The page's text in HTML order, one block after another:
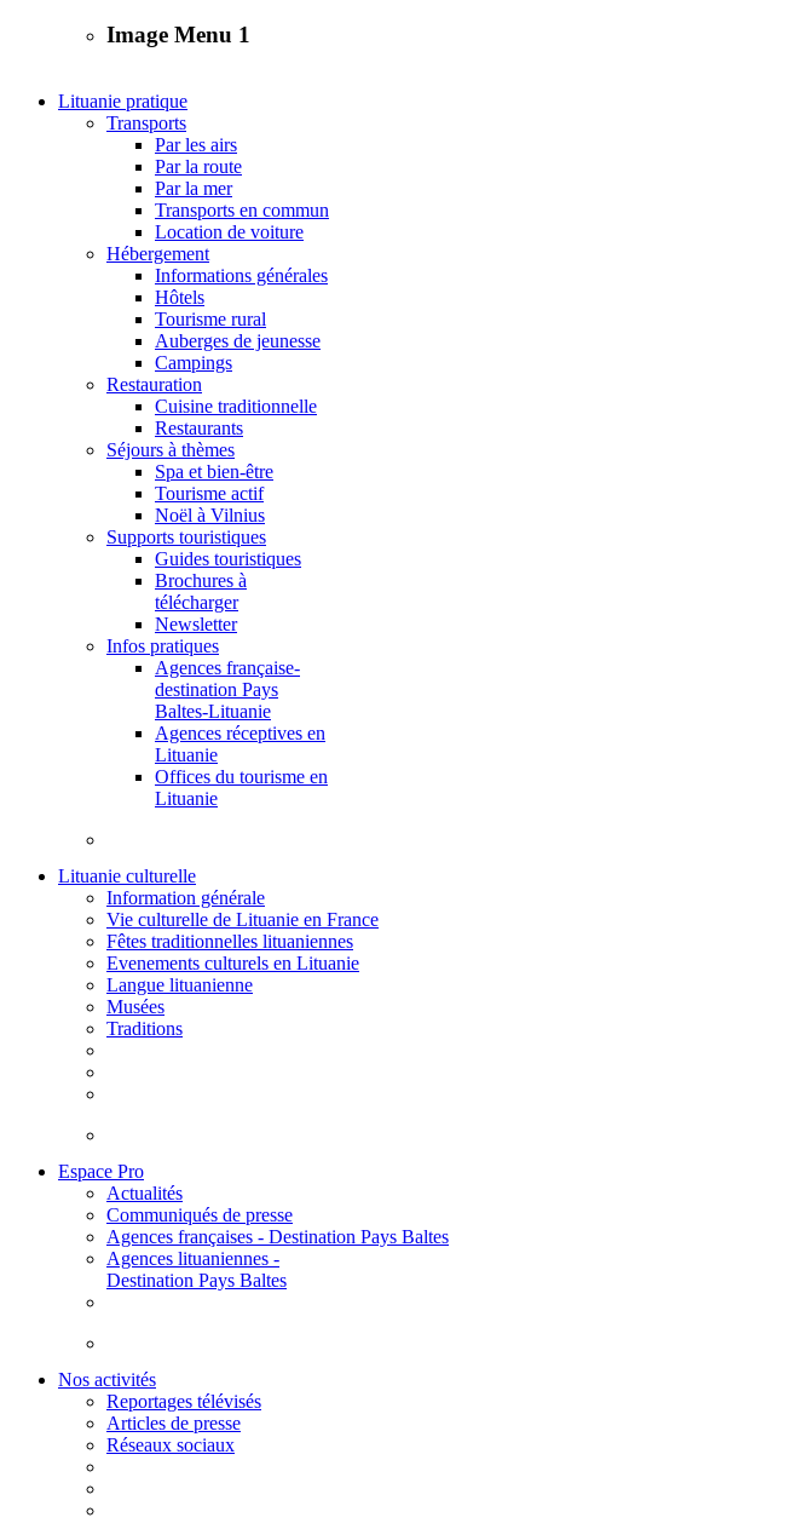
Image Menu 1
Lituanie pratique
Transports
Par les airs
Par la route
Par la mer
Transports en commun
Location de voiture
Hébergement
Informations générales
Hôtels
Tourisme rural
Auberges de jeunesse
Campings
Restauration
Cuisine traditionnelle
Restaurants
Séjours à thèmes
Spa et bien-être
Tourisme actif
Noël à Vilnius
Supports touristiques
Guides touristiques
Brochures à
télécharger
Newsletter
Infos pratiques
Agences française-
destination Pays
Baltes-Lituanie
Agences réceptives en
Lituanie
Offices du tourisme en
Lituanie
Lituanie culturelle
Information générale
Vie culturelle de Lituanie en France
Fêtes traditionnelles lituaniennes
Evenements culturels en Lituanie
Langue lituanienne
Musées
Traditions
Espace Pro
Actualités
Communiqués de presse
Agences françaises - Destination Pays Baltes
Agences lituaniennes -
Destination Pays Baltes
Nos activités
Reportages télévisés
Articles de presse
Réseaux sociaux